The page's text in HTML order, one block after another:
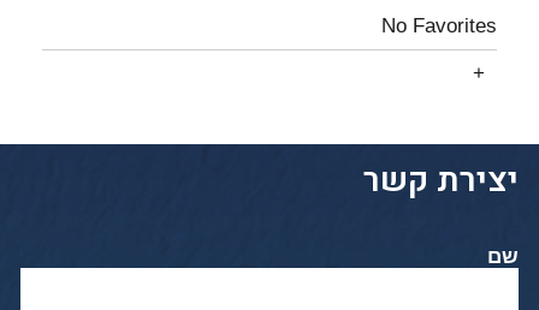
No Favorites
יצירת קשר
שם